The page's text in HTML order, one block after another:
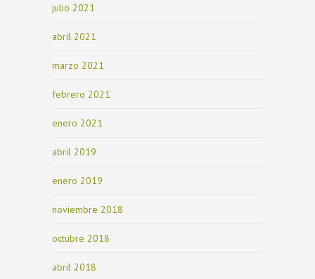
julio 2021
abril 2021
marzo 2021
febrero 2021
enero 2021
abril 2019
enero 2019
noviembre 2018
octubre 2018
abril 2018